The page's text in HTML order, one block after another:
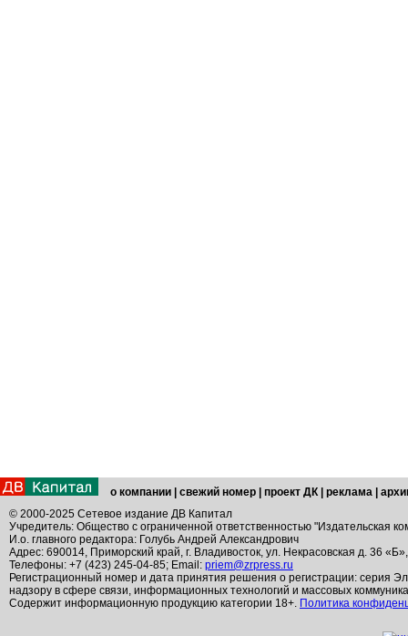
о компании свежий номер проект ДК реклама
© 2000-2025 Сетевое издание ДВ Капитал
Учредитель: Общество с ограниченной ответственностью "Издательская
И.о. главного редактора: Голубь Андрей Александрович
Адрес: 690014, Приморский край, г. Владивосток, ул. Некрасовская д. 36
Телефоны: +7 (423) 245-04-85; Email: priem@zrpress.ru
Регистрационный номер и дата принятия решения о регистрации: серия
надзору в сфере связи, информационных технологий и массовых
Содержит информационную продукцию категории 18+. Политика